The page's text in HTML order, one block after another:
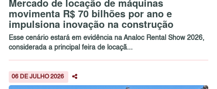
movimenta R$ 70 bilhões por ano e
impulsiona inovação na construção
Esse cenário estará em evidência na Analoc Rental Show 2026,
considerada a principal feira de locaçã...
06 DE JULHO 2026